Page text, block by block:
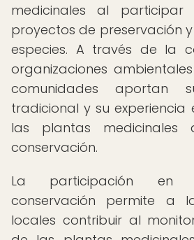
medicinales al participar
proyectos de preservación
especies. A través de la
organizaciones
comunidades aportan
tradicional y su
las plantas medicinales
conservación.
La participación en
conservación permite a
locales contribuir al